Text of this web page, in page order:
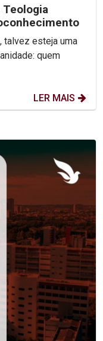
Teologia
talvez esteja uma
quem
LER MAIS